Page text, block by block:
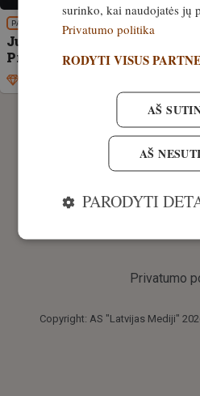
PATIRTIS
Jurbarke siūlytas kyšis
Pradėtas ikiteisminis
Copyright: AS "Latvijas Mediji"
Privatumo
surinko, kai naudojatės jų
Privatumo politika
RODYTI VISUS
AŠ
AŠ
PARODYTI